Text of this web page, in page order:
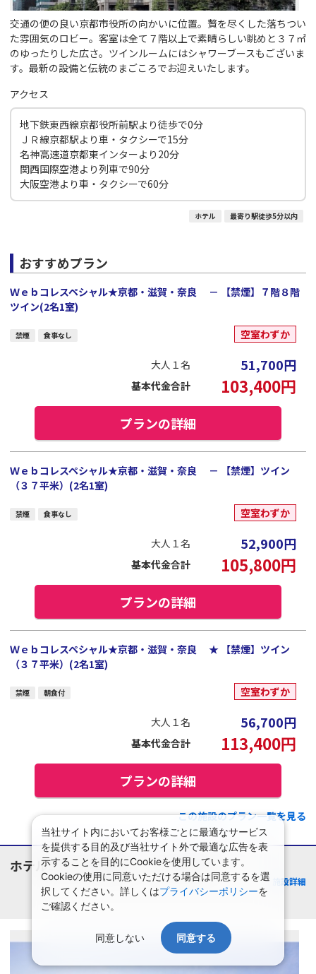
交通の便の良い京都市役所の向かいに位置。贅を尽くした落ちつい
た雰囲気のロビー。客室は全て７階以上で素晴らしい眺めと３７㎡
のゆったりした広さ。ツインルームにはシャワーブースもございま
す。最新の設備と伝統のまごころでお迎えいたします。
アクセス
地下鉄東西線京都役所前駅より徒歩で0分
ＪＲ線京都駅より車・タクシーで15分
名神高速道京都東インターより20分
関西国際空港より列車で90分
大阪空港より車・タクシーで60分
ホテル 最寄り駅徒歩5分以内
おすすめプラン
Ｗｅｂコレスペシャル★京都・滋賀・奈良 － 【禁煙】７階８階
ツイン(2名1室)
禁煙 食事なし 空室わずか
大人１名 51,700円
基本代金合計 103,400円
プランの詳細
Ｗｅｂコレスペシャル★京都・滋賀・奈良 － 【禁煙】ツイン
（３７平米）(2名1室)
禁煙 食事なし 空室わずか
大人１名 52,900円
基本代金合計 105,800円
プランの詳細
Ｗｅｂコレスペシャル★京都・滋賀・奈良 ★ 【禁煙】ツイン
（３７平米）(2名1室)
禁煙 朝食付 空室わずか
大人１名 56,700円
基本代金合計 113,400円
プランの詳細
この施設のプラン一覧を見る
ホテルエミオン京都
京都府/京都駅周辺
施設詳細
当社サイト内においてお客様ごとに最適なサービス
を提供する目的及び当社サイト外で最適な広告を表
示することを目的にCookieを使用しています。
Cookieの使用に同意いただける場合は同意するを選
択してください。詳しくはプライバシーポリシーを
ご確認ください。
同意しない 同意する